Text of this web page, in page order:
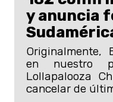
y anuncia
Originalmente,
en nuestro
Lollapalooza
cancelar de